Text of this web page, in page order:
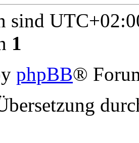
sind
1
phpBB®